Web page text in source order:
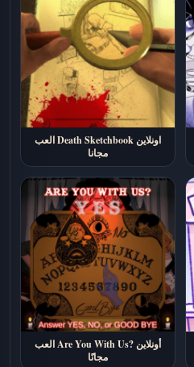
العب Death Sketchbook اونلاين
مجانا
العب Are You With Us? أونلاين
مجانًا